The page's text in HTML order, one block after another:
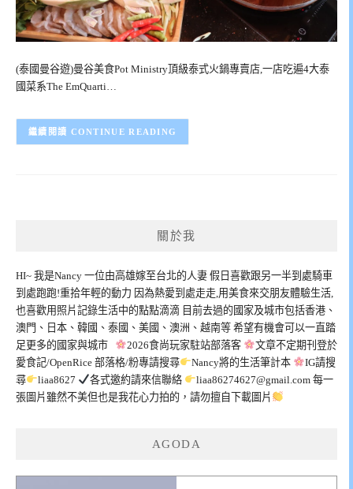
(泰國曼谷遊)曼谷美食Pot Ministry頂級泰式火鍋專賣店,一店吃遍4大泰
國菜系The EmQuarti…
CONTINUE READING
關於我
HI~ 我是Nancy 一位由高雄嫁至台北的人妻 假日喜歡跟另一半到處騎車
到處跑跑!重拾年輕的動力 因為熱愛到處走走,用美食來交朋友體驗生活,
也喜歡用照片記錄生活中的點點滴滴 目前去過的國家及城市包括香港、
澳門、日本、韓國、泰國、美國、澳洲、越南等 希望有機會可以一直踏
足更多的國家與城市
2026食尚玩家駐站部落客
文章不定期刊登於
愛食記/OpenRice 部落格/粉專請搜尋
Nancy將的生活筆計本
IG請搜
尋
liaa8627 各式邀約請來信聯絡 liaa86274627@gmail.com每一
張圖片雖然不美但也是我花心力拍的，請勿擅自下載圖片
AGODA